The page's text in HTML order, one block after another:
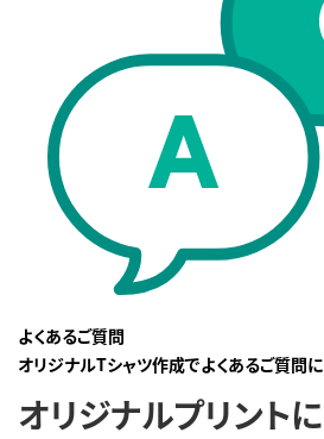
よくあるご質問
オリジナルTシャツ作成でよくあるご質問
オリジナルプリント